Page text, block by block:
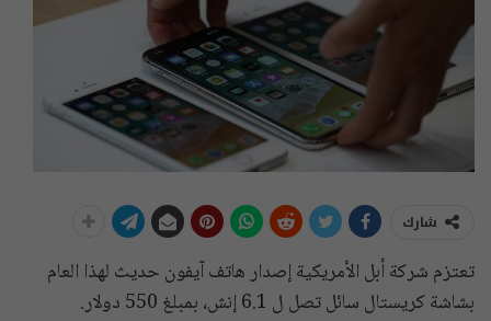
شارك
تعتزم شركة أبل الأمريكية إصدار هاتف آيفون حديث لهذا العام
بشاشة كريستال سائل تصل ل 6.1 إنش، بمبلغ 550 دولار.